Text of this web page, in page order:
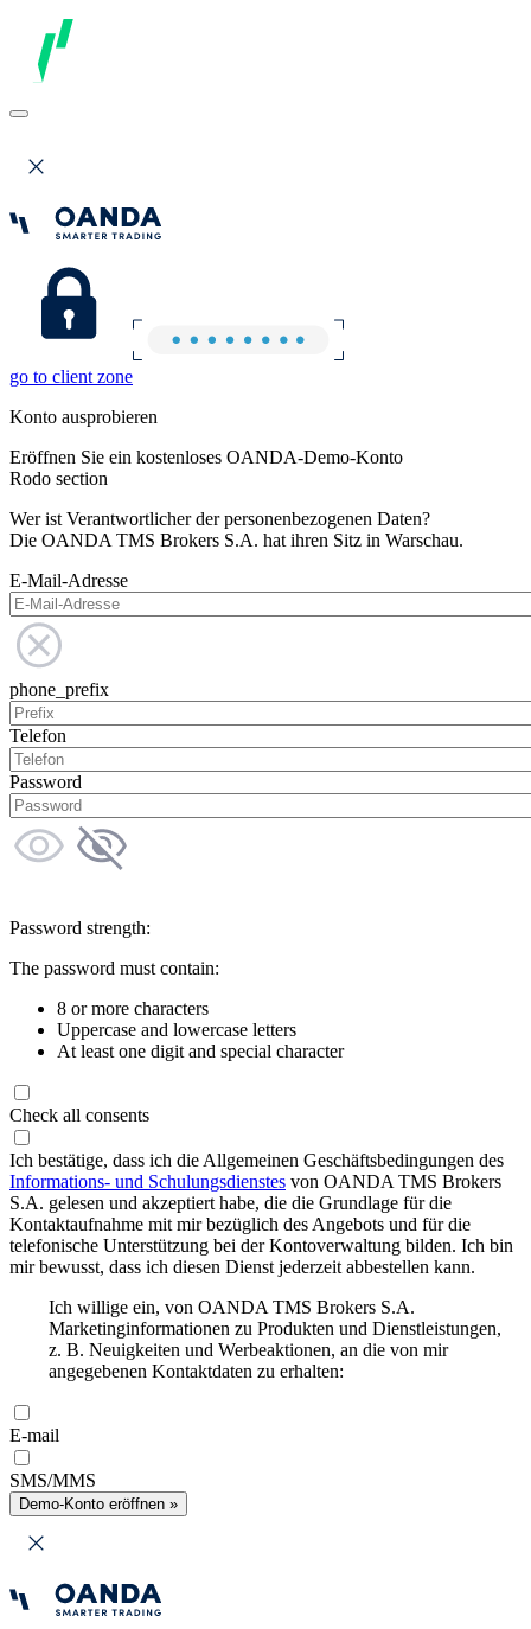
go to client zone
Konto ausprobieren
Eröffnen Sie ein kostenloses OANDA-Demo-Konto
Rodo section
Wer ist Verantwortlicher der personenbezogenen Daten?
Die OANDA TMS Brokers S.A. hat ihren Sitz in Warschau.
E-Mail-Adresse
phone_prefix
Telefon
Password
Password strength:
The password must contain:
8 or more characters
Uppercase and lowercase letters
At least one digit and special character
Check all consents
Ich bestätige, dass ich die Allgemeinen Geschäftsbedingungen des
Informations- und Schulungsdienstes von OANDA TMS Brokers
S.A. gelesen und akzeptiert habe, die die Grundlage für die
Kontaktaufnahme mit mir bezüglich des Angebots und für die
telefonische Unterstützung bei der Kontoverwaltung bilden. Ich bin
mir bewusst, dass ich diesen Dienst jederzeit abbestellen kann.
Ich willige ein, von OANDA TMS Brokers S.A.
Marketinginformationen zu Produkten und Dienstleistungen,
z. B. Neuigkeiten und Werbeaktionen, an die von mir
angegebenen Kontaktdaten zu erhalten:
E-mail
SMS/MMS
Demo-Konto eröffnen »